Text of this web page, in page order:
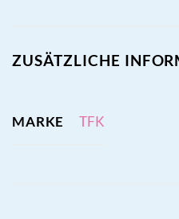
ZUSÄTZLICHE
MARKE TFK